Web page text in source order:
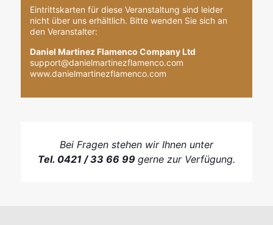
Eintrittskarten für diese Veranstaltung sind leider
nicht über uns erhältlich. Bitte wenden Sie sich an
den Veranstalter:
Daniel Martinez Flamenco Company Ltd
support@danielmartinezflamenco.com
www.danielmartinezflamenco.com
Bei Fragen stehen wir Ihnen unter
Tel. 0421 / 33 66 99 gerne zur Verfügung.